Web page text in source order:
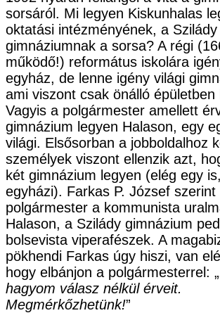
sorsáról. Mi legyen Kiskunhalas
oktatási intézményének, a Szilády
gimnáziumnak a sorsa? A régi
működő!) református iskolára
egyház, de lenne igény világi
ami viszont csak önálló épületben
Vagyis a polgármester amellett
gimnázium legyen Halason, egy
világi. Elsősorban a jobboldalhoz
személyek viszont ellenzik azt,
két gimnázium legyen (elég egy
egyházi). Farkas P. József szerint
polgármester a kommunista
Halason, a Szilády gimnázium
bolsevista viperafészek. A
pökhendi Farkas úgy hiszi, van
hogy elbánjon a polgármesterrel: „
hagyom válasz nélkül érveit.
Megmérkőzhetünk!”